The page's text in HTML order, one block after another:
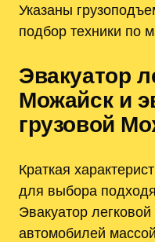
Указаны
подбор техники по
Эвакуатор
Можайск и
грузовой
Краткая
для выбора
Эвакуатор
автомобилей